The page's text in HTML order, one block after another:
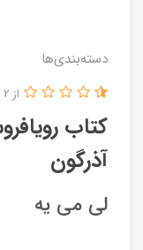
دسته‌بندی‌ها
کتاب
آذرگون
از 2
لی می یه